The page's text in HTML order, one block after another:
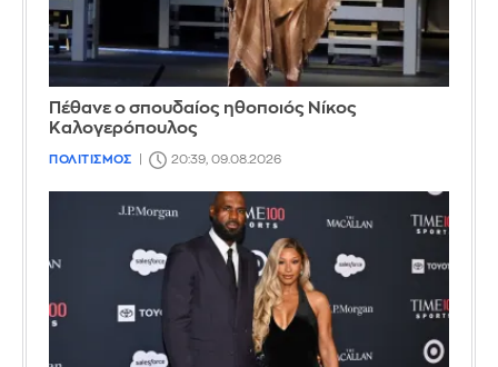
Πέθανε ο σπουδαίος ηθοποιός Νίκος
Καλογερόπουλος
ΠΟΛΙΤΙΣΜΟΣ 20:39, 09.08.2026